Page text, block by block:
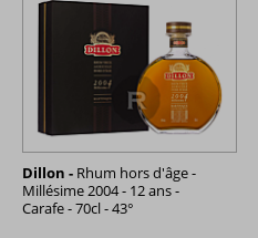
Dillon - Rhum hors d'âge -
Millésime 2004 - 12 ans -
Carafe - 70cl - 43°